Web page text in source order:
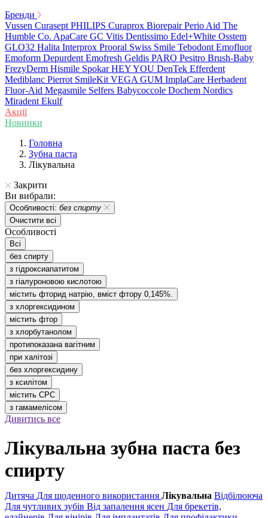
Бренди
Vussen Curasept PHILIPS Curaprox Biorepair Perio Aid The
Humble Co. ApaCare GC Vitis Dentissimo Edel+White Osstem
GLO32 Halita Interprox Prooral Swiss Smile Tebodont Emofluor
Emoform Depurdent Emofresh Geldis PARO Pesitro Brush-Baby
FrezyDerm Hismile Spokar HEY YOU DenTek Efferdent
Mediblanc Pierrot SmileKit VEGA GUM ImplaCare Herbadent
Fluor-Aid Megasmile Selfers Babycoccole Dochem Nordics
Miradent Ekulf
Акції
Новинки
Головна
Зубна паста
Лікувальна
Закрити
Ви вибрали:
Особливості: без спирту
Очистити всі
Особливості
Всі
без спирту
з гідроксиапатитом
з гіалуроновою кислотою
містить фторид натрію, вміст фтору 0,145%.
з хлоргексидином
містить фтор
з хлорбутанолом
протипоказана вагітним
при халітозі
без хлоргексидину
з ксилітом
містить CPC
з гамамелісом
Дивитись все
Лікувальна зубна паста без
спирту
Дитяча Для щоденного використання Лікувальна Відбілююча
Для чутливих зубів Від запалення ясен Для брекетів,